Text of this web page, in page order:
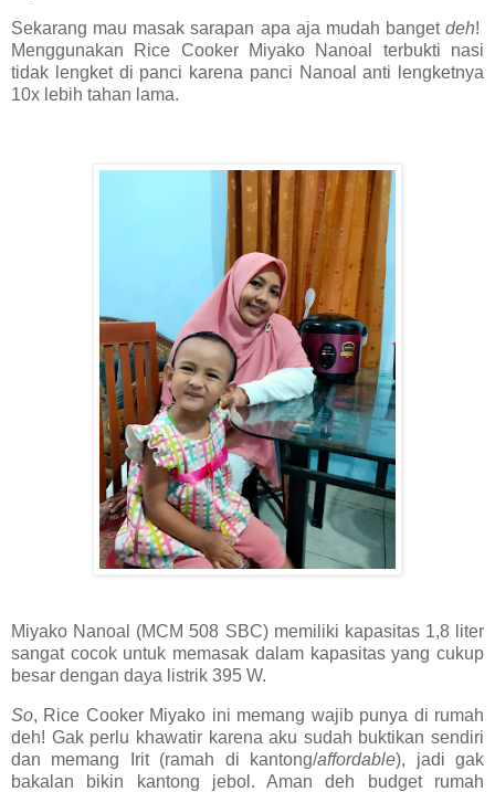
Sekarang mau masak sarapan apa aja mudah banget deh!
Menggunakan Rice Cooker Miyako Nanoal terbukti nasi
tidak lengket di panci karena panci Nanoal anti lengketnya
10x lebih tahan lama.
Miyako Nanoal (MCM 508 SBC) memiliki kapasitas 1,8 liter
sangat cocok untuk memasak dalam kapasitas yang cukup
besar dengan daya listrik 395 W.
So, Rice Cooker Miyako ini memang wajib punya di rumah
deh! Gak perlu khawatir karena aku sudah buktikan sendiri
dan memang Irit (ramah di kantong/affordable), jadi gak
bakalan bikin kantong jebol. Aman deh budget rumah